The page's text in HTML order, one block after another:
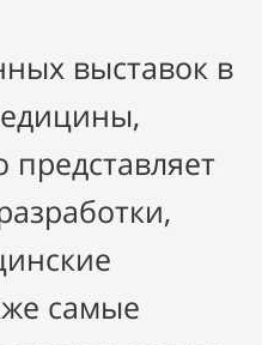
выставок в
представляет
самые